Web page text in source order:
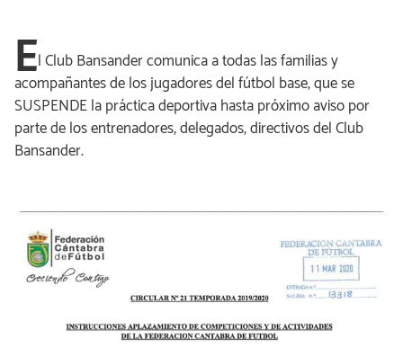
El Club Bansander comunica a todas las familias y
acompañantes de los jugadores del fútbol base, que se
SUSPENDE la práctica deportiva hasta próximo aviso por
parte de los entrenadores, delegados, directivos del Club
Bansander.